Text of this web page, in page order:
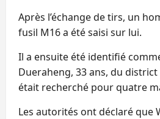
Après l’échange de tirs, un
fusil M16 a été saisi sur lui.
Il a ensuite été identifié
Dueraheng, 33 ans, du
était recherché pour quatre
Les autorités ont déclaré que